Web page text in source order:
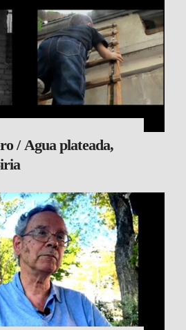
/ Agua plateada,